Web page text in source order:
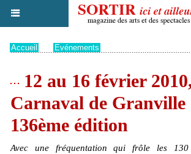
Accueil Evénements
12 au 16 février
Carnaval de Granville
136ème édition
Avec une fréquentation qui frôle les